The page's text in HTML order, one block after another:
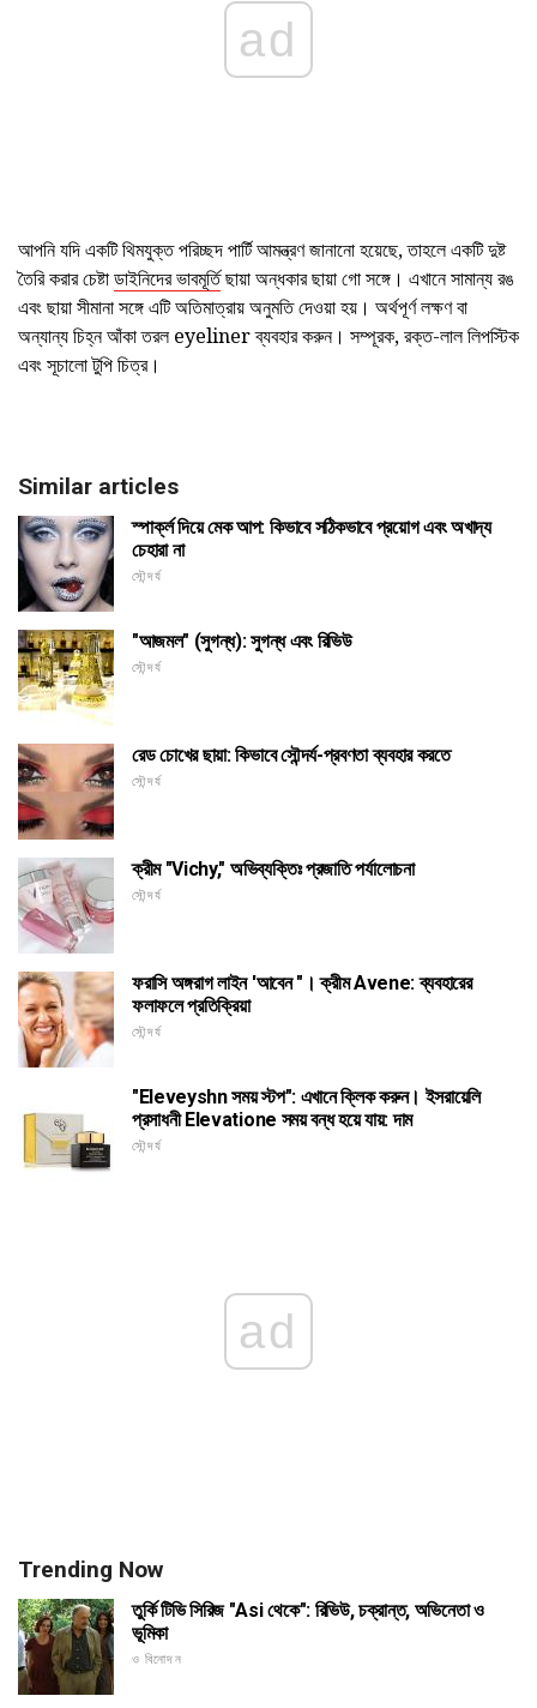
ad
আপনি যদি একটি থিমযুক্ত পরিচ্ছদ পার্টি আমন্ত্রণ জানানো হয়েছে, তাহলে একটি দুষ্ট
তৈরি করার চেষ্টাডাইনিদের ভাবমূর্তিছায়া অন্ধকার ছায়া গো সঙ্গে। এখানে সামান্য রঙ
এবং ছায়া সীমানা সঙ্গে এটি অতিমাত্রায় অনুমতি দেওয়া হয়। অর্থপূর্ণ লক্ষণ বা
অন্যান্য চিহ্ন আঁকা তরল eyeliner ব্যবহার করুন। সম্পূরক, রক্ত-লাল লিপস্টিক
এবং সূচালো টুপি চিত্র।
Similar articles
স্পার্ক্ল দিয়ে মেক আপ: কিভাবে সঠিকভাবে প্রয়োগ এবং অখাদ্য
চেহারা না
সৌন্দর্য
"আজমল" (সুগন্ধ): সুগন্ধ এবং রিভিউ
সৌন্দর্য
রেড চোখের ছায়া: কিভাবে সৌন্দর্য-প্রবণতা ব্যবহার করতে
সৌন্দর্য
ক্রীম "Vichy," অভিব্যক্তিঃ প্রজাতি পর্যালোচনা
সৌন্দর্য
ফরাসি অঙ্গরাগ লাইন 'আবেন "। ক্রীম Avene: ব্যবহারের
ফলাফলে প্রতিক্রিয়া
সৌন্দর্য
"Eleveyshn সময় স্টপ": এখানে ক্লিক করুন। ইসরায়েলি
প্রসাধনী Elevatione সময় বন্ধ হয়ে যায়: দাম
সৌন্দর্য
ad
Trending Now
তুর্কি টিভি সিরিজ "Asi থেকে": রিভিউ, চক্রান্ত, অভিনেতা ও
ভূমিকা
ও বিনোদন